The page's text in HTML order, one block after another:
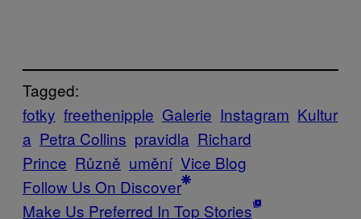
Tagged:
fotky freethenipple Galerie Instagram Kultur
a Petra Collins pravidla Richard
Prince Různě umění Vice Blog
Follow Us On Discover
Make Us Preferred In Top Stories